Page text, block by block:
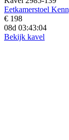
Eetkamerstoel
€ 198
08d 03:43:02
Bekijk kavel